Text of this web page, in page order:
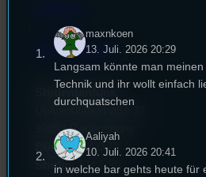
EPK & Presse
Studentenfunk
Universitätsstraße 31
93053 Regensburg
Büro:PT 4.0.73
Studio:SH 1.39
maxnkoen
13. Juli. 2026 20:29
Langsam könnte man
Technik und ihr wollt einfach
durchquatschen
Aaliyah
10. Juli. 2026 20:41
in welche bar gehts heute für